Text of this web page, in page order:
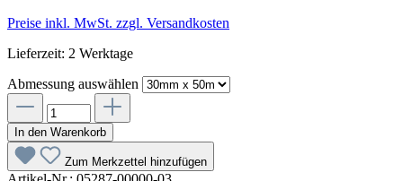
Preise inkl. MwSt. zzgl. Versandkosten
Lieferzeit: 2 Werktage
Abmessung auswählen
In den Warenkorb
Zum Merkzettel hinzufügen